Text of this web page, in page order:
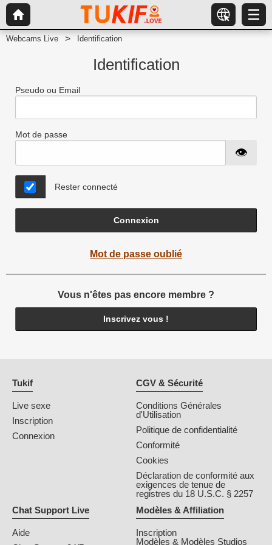
Webcams Live Identification
Identification
Pseudo ou Email
Mot de passe
Rester connecté
Connexion
Mot de passe oublié
Vous n'êtes pas encore membre ?
Inscrivez vous !
Tukif
Live sexe
Inscription
Connexion
CGV & Sécurité
Conditions Générales
d'Utilisation
Politique de confidentialité
Conformité
Cookies
Déclaration de conformité aux
exigences de tenue de
registres du 18 U.S.C. § 2257
Chat Support Live
Aide
Modèles & Affiliation
Inscription
Modèles & Modèles Studios